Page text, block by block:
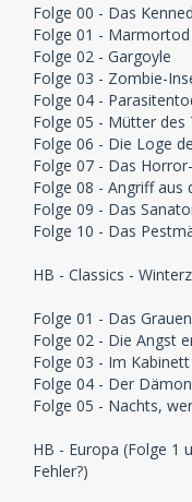
Folge 00 - Das
Folge 01 - Marmortod
Folge 02 - Gargoyle
Folge 03 - Zombie-
Folge 04 -
Folge 05 - Mütter des
Folge 06 - Die Loge
Folge 07 - Das
Folge 08 - Angriff aus
Folge 09 - Das
Folge 10 - Das
HB - Classics -
Folge 01 - Das
Folge 02 - Die Angst
Folge 03 - Im
Folge 04 - Der
Folge 05 - Nachts,
HB - Europa (Folge 1
Fehler?)